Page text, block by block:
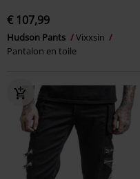
€ 107,99
Hudson Pants
Vixxsin
Pantalon en toile